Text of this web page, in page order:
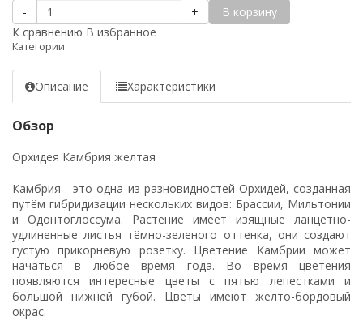
- +
В корзину
К сравнению В избранное
Категории:
Описание Характеристики
Обзор
Орхидея Камбрия желтая
Камбрия - это одна из разновидностей Орхидей, созданная
путём гибридизации нескольких видов: Брассии, Мильтонии
и Одонтоглоссума. Растение имеет изящные ланцетно-
удлиненные листья тёмно-зеленого оттенка, они создают
густую прикорневую розетку. Цветение Камбрии может
начаться в любое время года. Во время цветения
появляются интересные цветы с пятью лепестками и
большой нижней губой. Цветы имеют желто-бордовый
окрас.